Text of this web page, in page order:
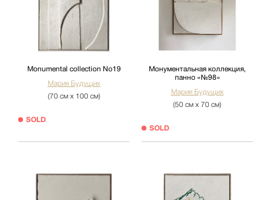
Monumental collection No19
Мария Будущих
(70 см х 100 см)
SOLD
Монументальная коллекция,
панно «№98»
Мария Будущих
(50 см х 70 см)
SOLD